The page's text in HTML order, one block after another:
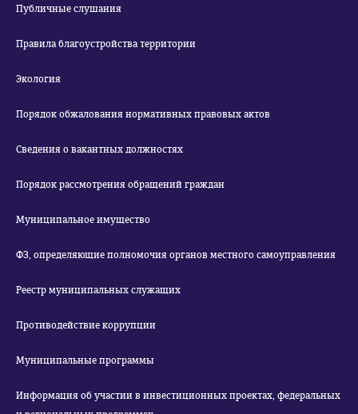
Публичные слушания
Правила благоустройства территории
Экология
Порядок обжалования нормативных правовых актов
Сведения о вакантных должностях
Порядок рассмотрения обращений граждан
Муниципальное имущество
ФЗ, определяющие полномочия органов местного самоуправления
Реестр муниципальных служащих
Противодействие коррупции
Муниципальные программы
Информация об участии в инвестиционных проектах, федеральных